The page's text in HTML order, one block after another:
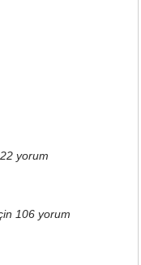
yorum
106 yorum